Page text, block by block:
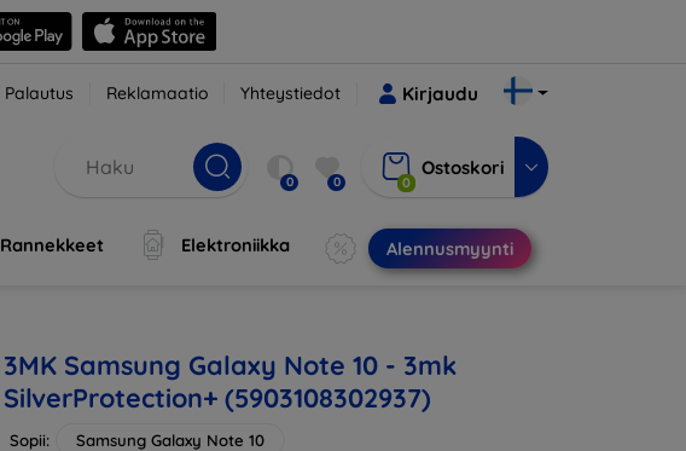
Palautus Reklamaatio Yhteystiedot Kirjaudu
0 0 0
Ostoskori
Rannekkeet Elektroniikka Alennusmyynti
3MK Samsung Galaxy Note 10 - 3mk
SilverProtection+ (5903108302937)
Sopii: Samsung Galaxy Note 10